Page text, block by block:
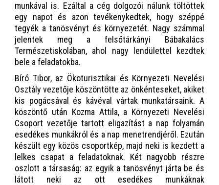
munkával is. Ezáltal a cég dolgozói nálunk töltöttek
egy napot és azon tevékenykedtek, hogy széppé
tegyék a tanösvényt és környezetét. Nagy számmal
jelentek meg a felsőtárkányi Bábakalács
Természetiskolában, ahol nagy lendülettel kezdtek
bele a feladatokba.
Bíró Tibor, az Ökoturisztikai és Környezeti Nevelési
Osztály vezetője köszöntötte az önkénteseket, akiket
kis pogácsával és kávéval vártak munkatársaink. A
köszöntő után Kozma Attila, a Környezeti Nevelési
Csoport vezetője tartott eligazítást a nap folyamán
esedékes munkákról és a nap menetrendjéről. Ezután
készült egy közös csoportkép, majd neki is kezdett a
lelkes csapat a feladatoknak. Két nagyobb részre
oszlott a társaság: az egyik a tanösvényt járta be és
látott neki az ott esedékes munkáknak